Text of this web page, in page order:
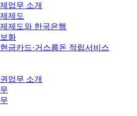
업무 소개
제도
제도와 한국은행
화
금카드·거스름돈 적립서비스
업무 소개